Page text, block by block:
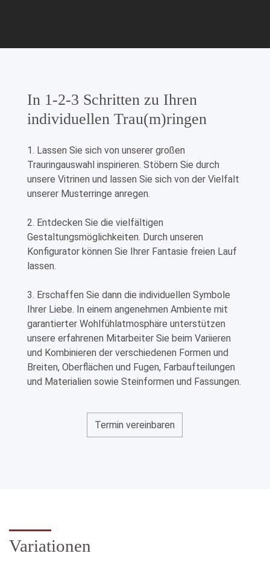
In 1-2-3 Schritten zu Ihren
individuellen Trau(m)ringen
1. Lassen Sie sich von unserer großen
Trauringauswahl inspirieren. Stöbern Sie durch
unsere Vitrinen und lassen Sie sich von der Vielfalt
unserer Musterringe anregen.
2. Entdecken Sie die vielfältigen
Gestaltungsmöglichkeiten. Durch unseren
Konfigurator können Sie Ihrer Fantasie freien Lauf
lassen.
3. Erschaffen Sie dann die individuellen Symbole
Ihrer Liebe. In einem angenehmen Ambiente mit
garantierter Wohlfühlatmosphäre unterstützen
unsere erfahrenen Mitarbeiter Sie beim Variieren
und Kombinieren der verschiedenen Formen und
Breiten, Oberflächen und Fugen, Farbaufteilungen
und Materialien sowie Steinformen und Fassungen.
Termin vereinbaren
Variationen